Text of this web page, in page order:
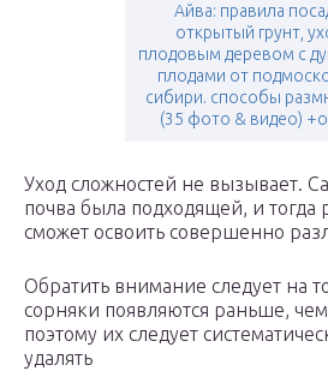
Айва: правила
открытый грунт,
плодовым деревом с
плодами от
сибири. способы
(35 фото & видео)
Уход сложностей не вызывает.
почва была подходящей, и тогда
сможет освоить совершенно
Обратить внимание следует на
сорняки появляются раньше,
поэтому их следует
удалять